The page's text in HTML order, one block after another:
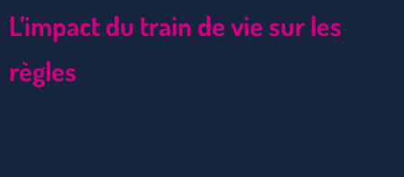
L’impact du train de vie sur les
règles